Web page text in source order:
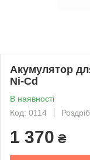
Акумулятор
Ni-Cd
В наявності
Код: 0114
Роздріб
1 370 ₴